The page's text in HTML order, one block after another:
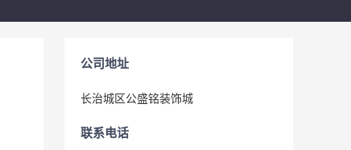
公司地址
长治城区公盛铭装饰城
联系电话